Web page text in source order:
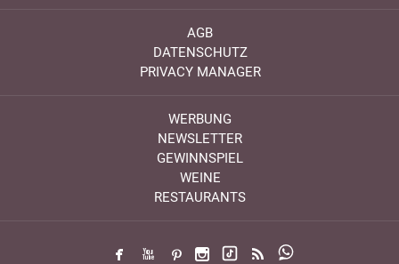
AGB
DATENSCHUTZ
PRIVACY MANAGER
WERBUNG
NEWSLETTER
GEWINNSPIEL
WEINE
RESTAURANTS